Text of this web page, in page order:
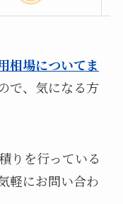
相場についてま
で、気になる方
りを行っている
軽にお問い合わ